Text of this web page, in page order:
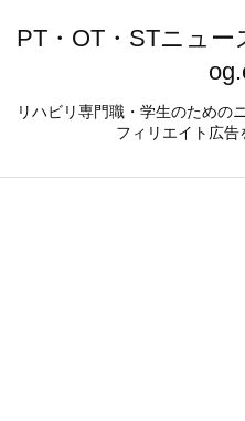
PT・OT・STニュー
リハビリ専門職・学生のための
フィリエイト広告